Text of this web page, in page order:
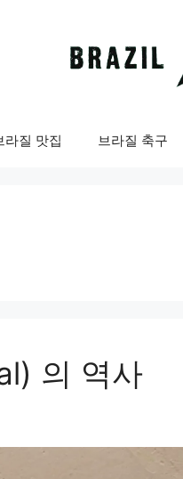
라질 맛집 브라질 축구
의 역사